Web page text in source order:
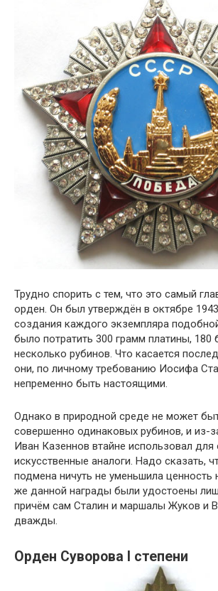
Трудно спорить с тем, что это самый
орден. Он был утверждён в октябре
создания каждого экземпляра
было потратить 300 грамм платины, 180
несколько рубинов. Что касается
они, по личному требованию Иосифа
непременно быть настоящими.
Однако в природной среде не может
совершенно одинаковых рубинов, и из-
Иван Казеннов втайне использовал для
искусственные аналоги. Надо сказать,
подмена ничуть не уменьшила ценность
же данной награды были удостоены
причём сам Сталин и маршалы Жуков и
дважды.
Орден Суворова I степени